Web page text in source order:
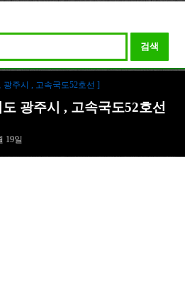
검색
주시 , 고속국도52호선 ]
광주시 , 고속국도52호선
19일